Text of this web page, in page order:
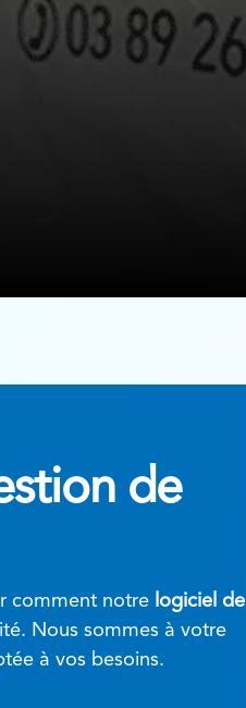
de
comment notre logiciel de
Nous sommes à votre
à vos besoins.